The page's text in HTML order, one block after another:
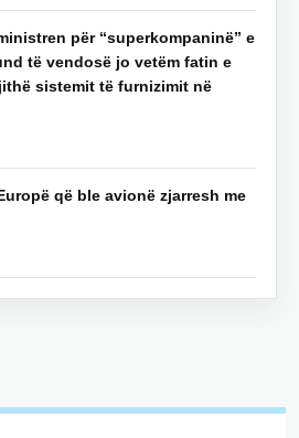
për “superkompaninë” e
të vendosë jo vetëm fatin e
sistemit të furnizimit në
që ble avionë zjarresh me